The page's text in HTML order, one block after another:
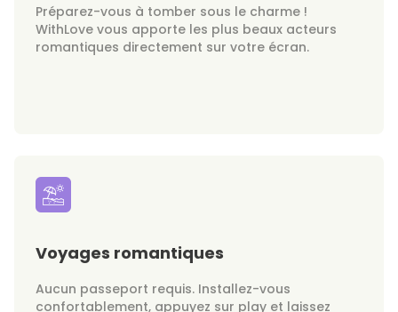
Préparez-vous à tomber sous le charme !
WithLove vous apporte les plus beaux acteurs
romantiques directement sur votre écran.
Voyages romantiques
Aucun passeport requis. Installez-vous
confortablement, appuyez sur play et laissez